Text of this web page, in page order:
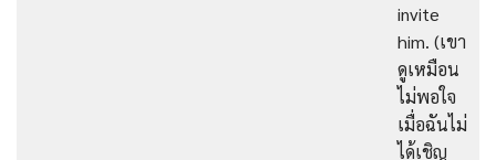
invite
him. (เขา
ดูเหมือน
ไม่พอใจ
เมื่อฉันไม่
ได้เชิญ